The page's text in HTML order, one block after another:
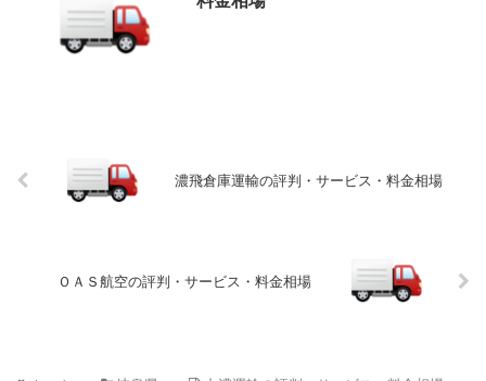
濃飛倉庫運輸の評判・サービス・料金相場
ＯＡＳ航空の評判・サービス・料金相場